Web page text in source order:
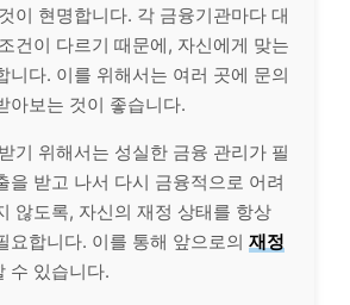
이 현명합니다. 각 금융기관마다 대
건이 다르기 때문에, 자신에게 맞는
니다. 이를 위해서는 여러 곳에 문의
아보는 것이 좋습니다.
기 위해서는 성실한 금융 관리가 필
을 받고 나서 다시 금융적으로 어려
않도록, 자신의 재정 상태를 항상
요합니다. 이를 통해 앞으로의 재정
수 있습니다.